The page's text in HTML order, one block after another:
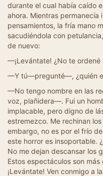
durante el cual había caído
ahora. Mientras permanecía
pensamientos, la fría mano
sacudiéndola con
de nuevo:
—¡Levántate! ¿No te ordené
—Y tú—pregunté—, ¿quién
—No tengo nombre en las
voz, plañidera—. Fui un
implacable, pero digno de
estremezco. Me rechinan
embargo, no es por el frío
este horror es insoportable.
No me dejan descansar los
Estos espectáculos son
¡Levántate! Ven conmigo a